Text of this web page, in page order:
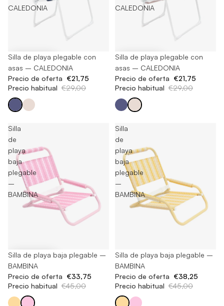
CALEDONIA
-25%
Silla de playa plegable con
asas – CALEDONIA
Precio de oferta €21,75
Precio habitual €29,00
CALEDONIA
-25%
Silla de playa plegable con
asas – CALEDONIA
Precio de oferta €21,75
Precio habitual €29,00
Silla
de
playa
baja
plegable
–
BAMBINA
-25%
Silla de playa baja plegable –
BAMBINA
Precio de oferta €33,75
Precio habitual €45,00
Silla
de
playa
baja
plegable
–
BAMBINA
Agotado
Silla de playa baja plegable –
BAMBINA
Precio de oferta €38,25
Precio habitual €45,00